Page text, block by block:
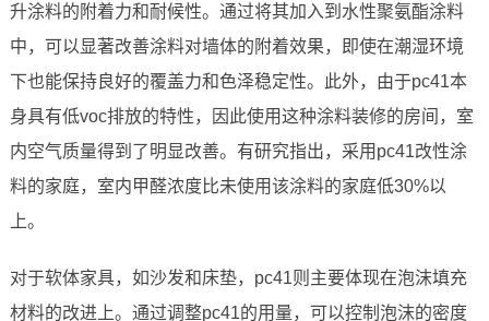
升涂料的附着力和耐候性。通过将其加入到水性聚氨酯涂料
中，可以显著改善涂料对墙体的附着效果，即使在潮湿环境
下也能保持良好的覆盖力和色泽稳定性。此外，由于pc41本
身具有低voc排放的特性，因此使用这种涂料装修的房间，室
内空气质量得到了明显改善。有研究指出，采用pc41改性涂
料的家庭，室内甲醛浓度比未使用该涂料的家庭低30%以
上。
对于软体家具，如沙发和床垫，pc41则主要体现在泡沫填充
材料的改进上。通过调整pc41的用量，可以控制泡沫的密度